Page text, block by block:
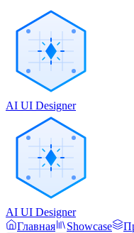
AI UI Designer
AI UI Designer
Главная
Showcase